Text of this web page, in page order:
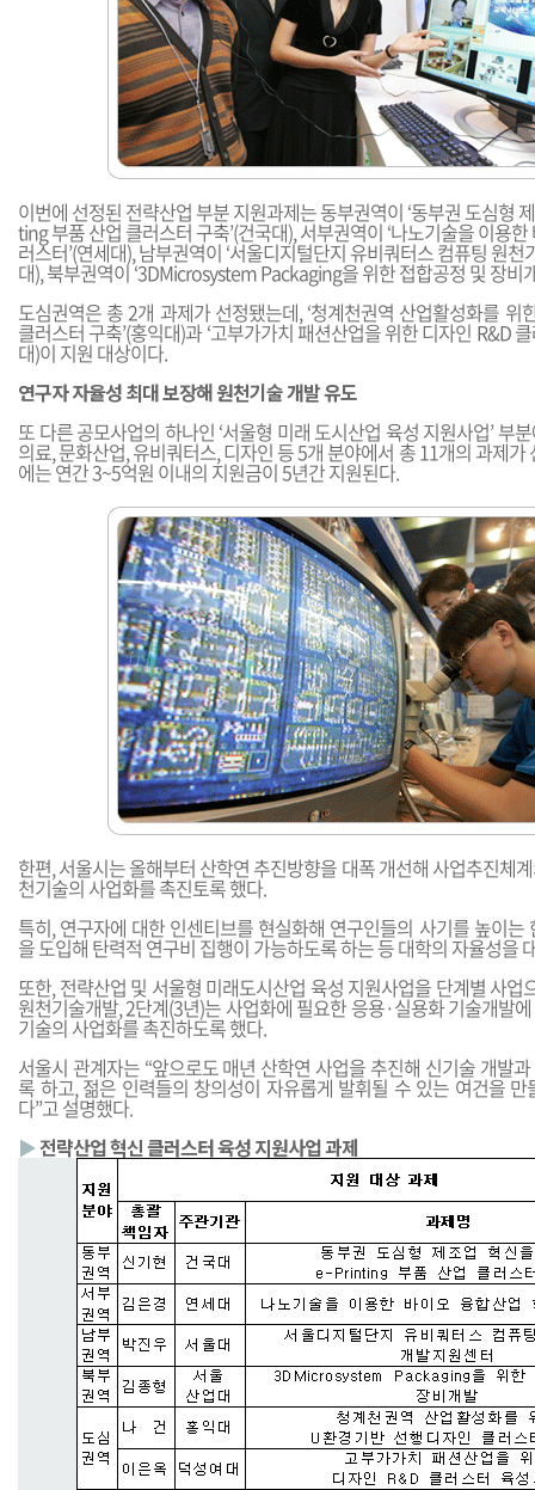
이번에 선정된 전략산업 부분 지원과제는 동부권역이 ‘동부권 도심형
ting 부품 산업 클러스터 구축’(건국대), 서부권역이 ‘나노기술을 이용
러스터’(연세대), 남부권역이 ‘서울디지털단지 유비쿼터스 컴퓨팅 원천
대), 북부권역이 ‘3DMicrosystem Packaging을 위한 접합공정 및 장비
도심권역은 총 2개 과제가 선정됐는데, ‘청계천권역 산업활성화를 위
클러스터 구축’(홍익대)과 ‘고부가가치 패션산업을 위한 디자인 R&D
대)이 지원 대상이다.
연구자 자율성 최대 보장해 원천기술 개발 유도
또 다른 공모사업의 하나인 ‘서울형 미래 도시산업 육성 지원사업’ 부
의료, 문화산업, 유비쿼터스, 디자인 등 5개 분야에서 총 11개의 과제가
에는 연간 3~5억원 이내의 지원금이 5년간 지원된다.
한편, 서울시는 올해부터 산학연 추진방향을 대폭 개선해 사업추진체
천기술의 사업화를 촉진토록 했다.
특히, 연구자에 대한 인센티브를 현실화해 연구인들의 사기를 높이는
을 도입해 탄력적 연구비 집행이 가능하도록 하는 등 대학의 자율성을
또한, 전략산업 및 서울형 미래도시산업 육성 지원사업을 단계별 사업
원천기술개발, 2단계(3년)는 사업화에 필요한 응용·실용화 기술개발
기술의 사업화를 촉진하도록 했다.
서울시 관계자는 “앞으로도 매년 산학연 사업을 추진해 신기술 개발
록 하고, 젊은 인력들의 창의성이 자유롭게 발휘될 수 있는 여건을
다”고 설명했다.
▶전략산업 혁신 클러스터 육성 지원사업 과제